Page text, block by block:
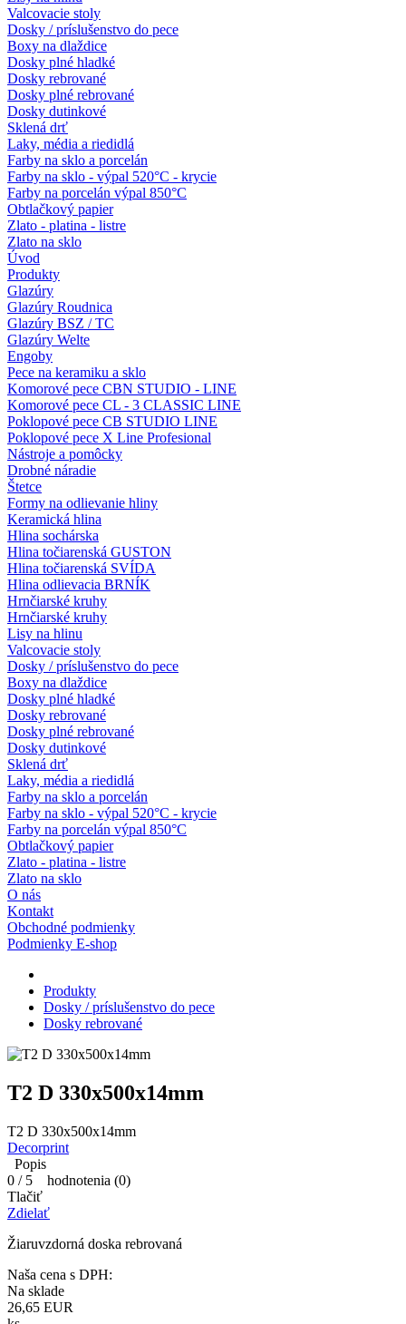
Valcovacie stoly
Dosky / príslušenstvo do pece
Boxy na dlaždice
Dosky plné hladké
Dosky rebrované
Dosky plné rebrované
Dosky dutinkové
Sklená drť
Laky, média a riedidlá
Farby na sklo a porcelán
Farby na sklo - výpal 520°C - krycie
Farby na porcelán výpal 850°C
Obtlačkový papier
Zlato - platina - listre
Zlato na sklo
Úvod
Produkty
Glazúry
Glazúry Roudnica
Glazúry BSZ / TC
Glazúry Welte
Engoby
Pece na keramiku a sklo
Komorové pece CBN STUDIO - LINE
Komorové pece CL - 3 CLASSIC LINE
Poklopové pece CB STUDIO LINE
Poklopové pece X Line Profesional
Nástroje a pomôcky
Drobné náradie
Štetce
Formy na odlievanie hliny
Keramická hlina
Hlina sochárska
Hlina točiarenská GUSTON
Hlina točiarenská SVÍDA
Hlina odlievacia BRNÍK
Hrnčiarské kruhy
Hrnčiarské kruhy
Lisy na hlinu
Valcovacie stoly
Dosky / príslušenstvo do pece
Boxy na dlaždice
Dosky plné hladké
Dosky rebrované
Dosky plné rebrované
Dosky dutinkové
Sklená drť
Laky, média a riedidlá
Farby na sklo a porcelán
Farby na sklo - výpal 520°C - krycie
Farby na porcelán výpal 850°C
Obtlačkový papier
Zlato - platina - listre
Zlato na sklo
O nás
Kontakt
Obchodné podmienky
Podmienky E-shop
Produkty
Dosky / príslušenstvo do pece
Dosky rebrované
T2 D 330x500x14mm
T2 D 330x500x14mm
Decorprint
Popis
0 / 5 hodnotenia (0)
Tlačiť
Zdielať
Žiaruvzdorná doska rebrovaná
Naša cena s DPH:
Na sklade
26,65 EUR